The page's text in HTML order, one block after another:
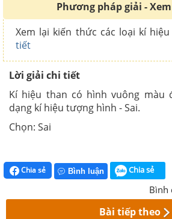
Phương pháp giải -
Xem lại kiến thức các loại kí
tiết
Lời giải chi tiết
Kí hiệu than có hình vuông màu
dạng kí hiệu tượng hình - Sai.
Chọn: Sai
Chia sẻ Bình luận Chia sẻ
Bình
Bài tiếp theo